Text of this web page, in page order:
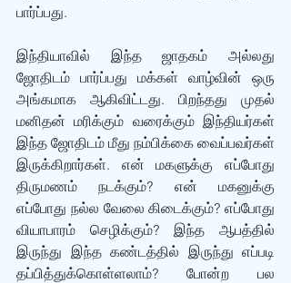
பார்ப்பது.
இந்தியாவில் இந்த ஜாதகம் அல்லது
ஜோதிடம் பார்ப்பது மக்கள் வாழ்வின் ஒரு
அங்கமாக ஆகிவிட்டது. பிறந்தது முதல்
மனிதன் மரிக்கும் வரைக்கும் இந்தியர்கள்
இந்த ஜோதிடம் மீது நம்பிக்கை வைப்பவர்கள்
இருக்கிறார்கள். என் மகளுக்கு எப்போது
திருமணம் நடக்கும்? என் மகனுக்கு
எப்போது நல்ல வேலை கிடைக்கும்? எப்போது
வியாபாரம் செழிக்கும்? இந்த ஆபத்தில்
இருந்து இந்த கண்டத்தில் இருந்து எப்படி
தப்பித்துக்கொள்ளலாம்? போன்ற பல